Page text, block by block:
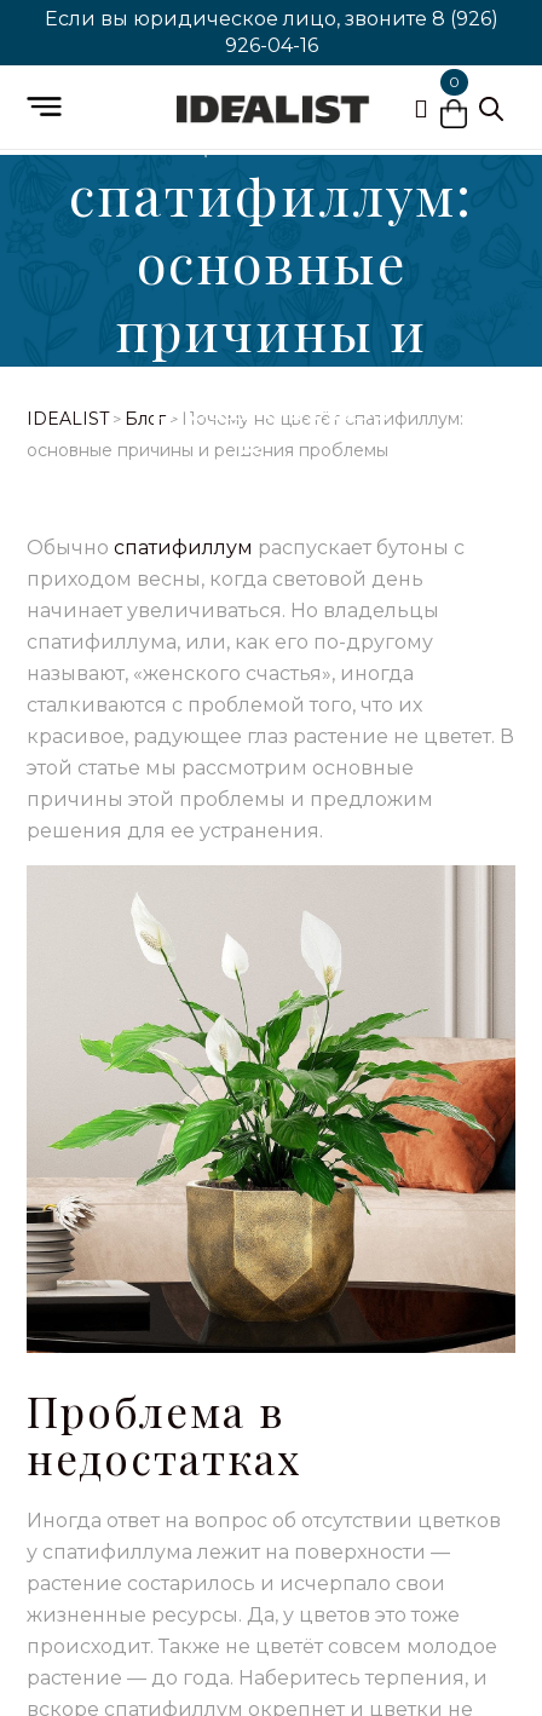
Если вы юридическое лицо, звоните 8 (926)
926-04-16
0
Почему не
цветёт
спатифиллум:
основные
причины и
решения
проблемы
IDEALIST> Блог> Почему не цветёт спатифиллум:
основные причины и решения проблемы
Обычноспатифиллум распускает бутоны с
приходом весны, когда световой день
начинает увеличиваться. Но владельцы
спатифиллума, или, как его по-другому
называют, «женского счастья», иногда
сталкиваются с проблемой того, что их
красивое, радующее глаз растение не цветет. В
этой статье мы рассмотрим основные
причины этой проблемы и предложим
решения для ее устранения.
Проблема в
недостатках
Иногда ответ на вопрос об отсутствии цветков
у спатифиллума лежит на поверхности —
растение состарилось и исчерпало свои
жизненные ресурсы. Да, у цветов это тоже
происходит. Также не цветёт совсем молодое
растение — до года. Наберитесь терпения, и
вскоре спатифиллум окрепнет и цветки не